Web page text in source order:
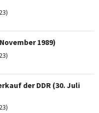
1989)
der DDR (30. Juli